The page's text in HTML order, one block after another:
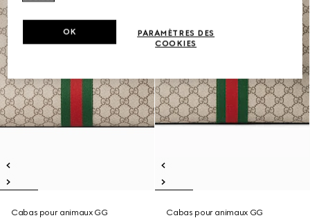
Cabas pour animaux GG
Cabas pour animaux GG
PARAMÈTRES DES
COOKIES
OK